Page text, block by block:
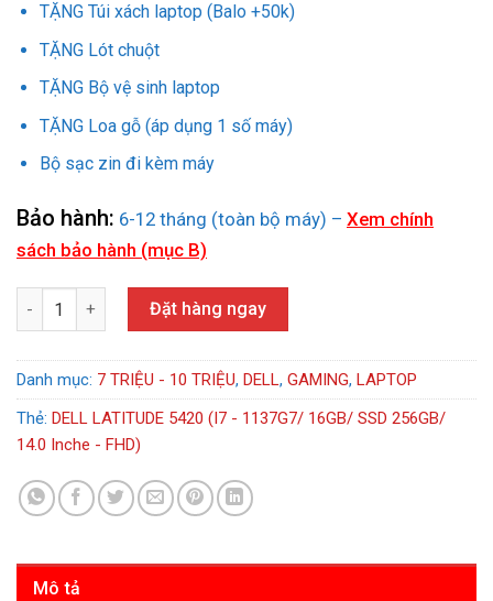
TẶNG Túi xách laptop (Balo +50k)
TẶNG Lót chuột
TẶNG Bộ vệ sinh laptop
TẶNG Loa gỗ (áp dụng 1 số máy)
Bộ sạc zin đi kèm máy
Bảo hành: 6-12 tháng (toàn bộ máy) – Xem chính
sách bảo hành (mục B)
DELL LATITUDE 5420 (I7 - 1137G7/ 16GB/ SSD 256GB/ 14.0
Đặt hàng ngay
Danh mục: 7 TRIỆU - 10 TRIỆU, DELL, GAMING, LAPTOP
Thẻ: DELL LATITUDE 5420 (I7 - 1137G7/ 16GB/ SSD 256GB/
14.0 Inche - FHD)
Mô tả